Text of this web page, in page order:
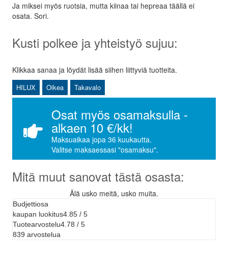
Klikkaa sanaa ja löydät lisää siihen liittyviä tuotteita.
HILUX Oikea Takavalo
Osat myös osamaksulla -
alkaen 10 €/kk!
Maksuaikaa jopa 36 kuukautta.
Valitse maksaessasi "osamaksu".
Mitä muut sanovat tästä osasta:
Älä usko meitä, usko muita.
Budjettiosa
kaupan luokitus4.85 / 5
Tuotearvostelu4.78 / 5
839 arvostelua
Ja miksei myös ruotsia, mutta kiinaa tai hepreaa täällä ei
osata. Sori.
Kusti polkee ja yhteistyö sujuu: